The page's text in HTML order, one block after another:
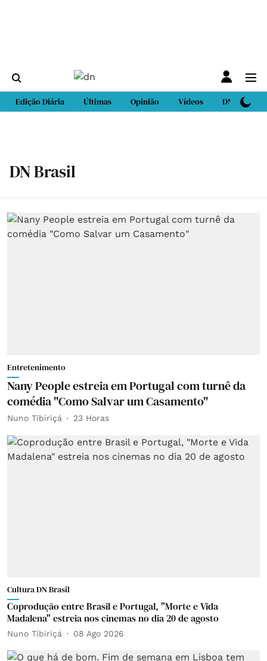
Edição Diária Últimas Opinião Vídeos DN Sport
DN Brasil
Entretenimento
Nany People estreia em Portugal com turnê da
comédia "Como Salvar um Casamento"
Nuno Tibiriçá 23 Horas
Cultura DN Brasil
Coprodução entre Brasil e Portugal, "Morte e Vida
Madalena" estreia nos cinemas no dia 20 de agosto
Nuno Tibiriçá 08 Ago 2026